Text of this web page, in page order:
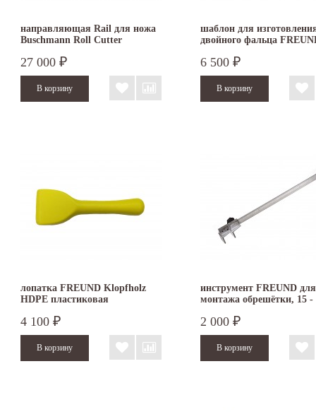
направляющая Rail для ножа
Buschmann Roll Cutter
27 000 ₽
шаблон для
двойного фальца
6 500 ₽
лопатка FREUND Klopfholz
HDPE пластиковая
4 100 ₽
инструмент FREUND для
монтажа обрешётки, 15 -
2 000 ₽